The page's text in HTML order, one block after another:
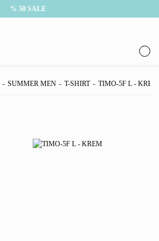
% 50 SALE
SUMMER MEN T-SHIRT TIMO-5F L - KREM